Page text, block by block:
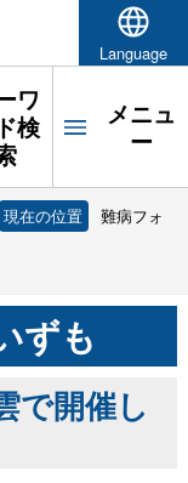
Language
ワ
検
メニュ
ー
現在の位置 難病フォ
ずも
で開催し